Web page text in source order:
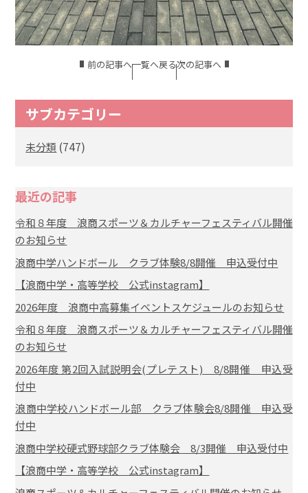
前の記事へ一覧へ戻る次の記事へ
サブカテゴリー
未分類 (747)
最近の記事
令和８年度 浪商スポーツ＆カルチャーフェスティバル開催
のお知らせ
浪商中学ハンドボール クラブ体験8/8開催 申込受付中
【浪商中学・高等学校 公式instagram】
2026年度 浪商中高募集イベントスケジュールのお知らせ
令和８年度 浪商スポーツ＆カルチャーフェスティバル開催
のお知らせ
2026年度 第2回入試説明会(プレテスト) 8/8開催 申込受
付中
浪商中学校ハンドボール部 クラブ体験会8/8開催 申込受
付中
浪商中学校硬式野球部クラブ体験会 8/3開催 申込受付中
【浪商中学・高等学校 公式instagram】